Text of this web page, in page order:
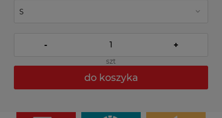
- +
szt
do koszyka